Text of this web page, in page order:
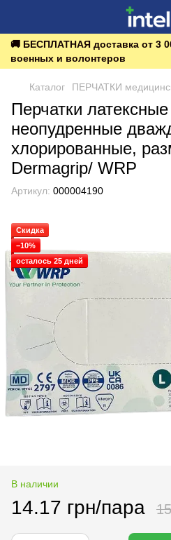
🚚 БЕСПЛАТНАЯ доставка от 3
военных и волонтеров
Каталог ПЕРЧАТКИ
Перчатки
неопудренные
хлорированные,
Dermagrip/ WRP
Артикул: 000004190
Скидка
−10%
осталось 25 дней
В наличии
14.17 грн/пара